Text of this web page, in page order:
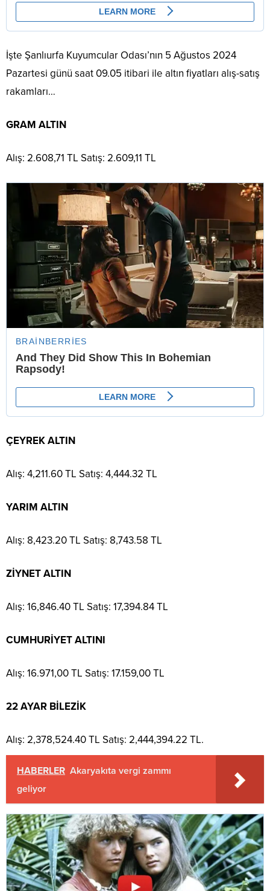
İşte Şanlıurfa Kuyumcular Odası’nın 5 Ağustos 2024
Pazartesi günü saat 09.05 itibari ile altın fiyatları alış-satış
rakamları…
GRAM ALTIN
Alış: 2.608,71 TL Satış: 2.609,11 TL
ÇEYREK ALTIN
Alış: 4,211.60 TL Satış: 4,444.32 TL
YARIM ALTIN
Alış: 8,423.20 TL Satış: 8,743.58 TL
ZİYNET ALTIN
Alış: 16,846.40 TL Satış: 17,394.84 TL
CUMHURİYET ALTINI
Alış: 16.971,00 TL Satış: 17.159,00 TL
22 AYAR BİLEZİK
Alış: 2,378,524.40 TL Satış: 2,444,394.22 TL.
HABERLER Akaryakıta vergi zammı
geliyor